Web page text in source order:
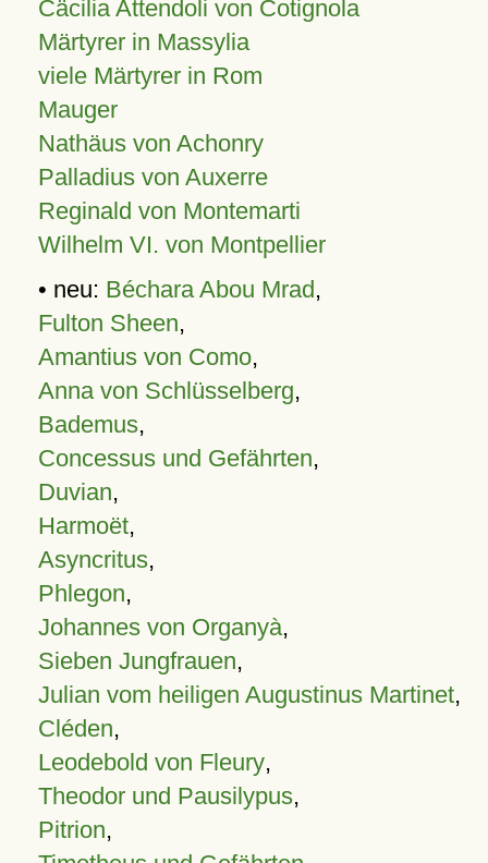
Cäcilia Attendoli von Cotignola
Märtyrer in Massylia
viele Märtyrer in Rom
Mauger
Nathäus von Achonry
Palladius von Auxerre
Reginald von Montemarti
Wilhelm VI. von Montpellier
• neu: Béchara Abou Mrad,
Fulton Sheen,
Amantius von Como,
Anna von Schlüsselberg,
Bademus,
Concessus und Gefährten,
Duvian,
Harmoët,
Asyncritus,
Phlegon,
Johannes von Organyà,
Sieben Jungfrauen,
Julian vom heiligen Augustinus Martinet,
Cléden,
Leodebold von Fleury,
Theodor und Pausilypus,
Pitrion,